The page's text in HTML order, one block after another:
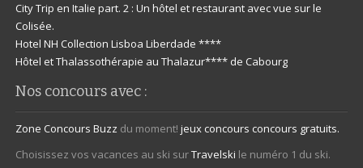
City Trip en Italie part. 2 : Un hôtel et restaurant avec vue sur le
Colisée.
Hotel NH Collection Lisboa Liberdade ****
Hôtel et Thalassothérapie au Thalazur**** de Cabourg
Nos concours avec :
Zone Concours Buzz du moment!jeux concours concours gratuits.
Choisissez vos vacances au ski surTravelski le numéro 1 du ski.